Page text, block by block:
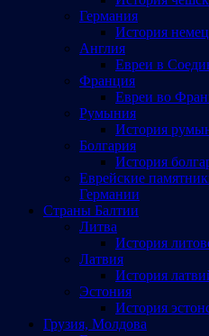
Германия
История
Англия
Евреи в
Франция
Евреи во
Румыния
История
Болгария
История
Еврейские
Германии
Страны Балтии
Литва
История
Латвия
История
Эстония
История
Грузия, Молдова